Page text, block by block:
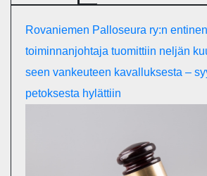
Rovaniemen Palloseura ry:n entinen
toiminnanjohtaja tuo­mit­tiin neljän
seen van­keu­teen ka­val­luk­ses­ta –
pe­tok­ses­ta hy­lät­tiin